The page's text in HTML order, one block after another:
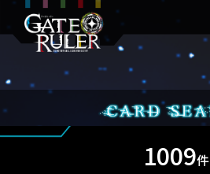
1009件